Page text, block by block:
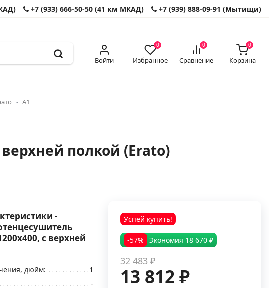
+7 (933) 666-50-50 (41 км МКАД) +7 (939) 888-09-91 (Мытищи)
Войти
0
Избранное
0
Сравнение
0
Корзина
А1
полкой (Erato)
Успей купить!
-57% Экономия 18 670 ₽
32 483 ₽
13 812 ₽
-
с верхней
дюйм:
1
-